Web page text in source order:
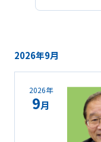
2026年9月
2026年
9月